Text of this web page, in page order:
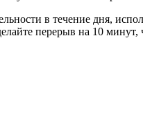
в течение дня,
перерыв на 10